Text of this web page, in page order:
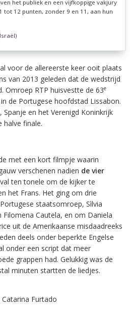
het publiek en een vijfkoppige vakjury
tot 12 punten, zonder 9 en 11, aan hun
voor de allereerste keer ooit plaats
van 2013 geleden dat de wedstrijd
Omroep RTP huisvestte de 63e
de Portugese hoofdstad Lissabon.
en het Verenigd Koninkrijk
halve finale.
met een kort filmpje waarin
verschenen nadien de vier
ten tonele om de kijker te
het Frans. Het ging om drie
staatsomroep, Sìlvia
Cautela, en om Daniela
uit de Amerikaanse misdaadreeks
deels onder beperkte Engelse
onder een script dat meer
grappen had. Gelukkig was de
minuten startten de liedjes.
Furtado